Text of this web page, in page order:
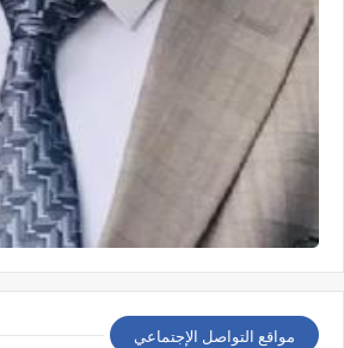
مواقع التواصل الإجتماعي